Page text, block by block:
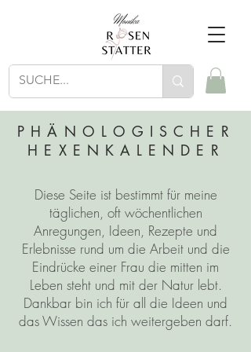
PHÄNOLOGISCHER
HEXENKALENDER
Diese Seite ist bestimmt für meine
täglichen, oft wöchentlichen
Anregungen, Ideen, Rezepte und
Erlebnisse rund um die Arbeit und die
Eindrücke einer Frau die mitten im
Leben steht und mit der Natur lebt.
Dankbar bin ich für all die Ideen und
das Wissen das ich weitergeben darf.